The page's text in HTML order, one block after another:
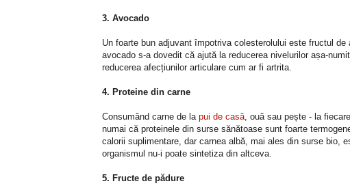
3. Avocado
Un foarte bun adjuvant împotriva colesterolului este fructul
avocado s-a dovedit că ajută la reducerea nivelurilor așa-
reducerea afecțiunilor articulare cum ar fi artrita.
4. Proteine din carne
Consumând carne de la pui de casă, ouă sau pește - la
numai că proteinele din surse sănătoase sunt foarte
calorii suplimentare, dar carnea albă, mai ales din surse bio,
organismul nu-i poate sintetiza din altceva.
5. Fructe de pădure